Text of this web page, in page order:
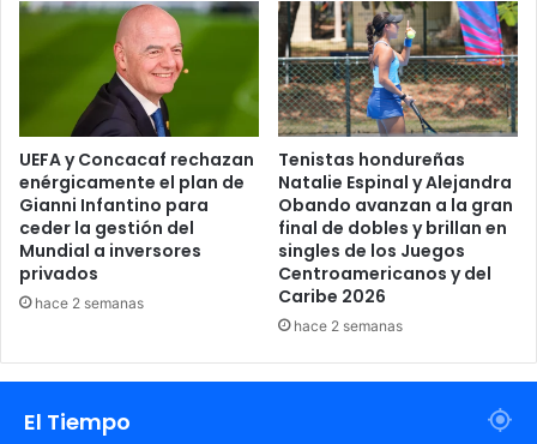
UEFA y Concacaf rechazan
enérgicamente el plan de
Gianni Infantino para
ceder la gestión del
Mundial a inversores
privados
hace 2 semanas
Tenistas hondureñas
Natalie Espinal y Alejandra
Obando avanzan a la gran
final de dobles y brillan en
singles de los Juegos
Centroamericanos y del
Caribe 2026
hace 2 semanas
El Tiempo